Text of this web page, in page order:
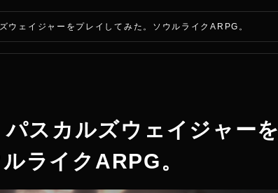
ェイジャーをプレイしてみた。ソウルライクARPG。
スカルズウェイジャーを
ライクARPG。